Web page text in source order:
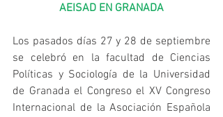
AEISAD EN GRANADA
Los pasados días 27 y 28 de septiembre
se celebró en la facultad de Ciencias
Políticas y Sociología de la Universidad
de Granada el Congreso el XV Congreso
Internacional de la Asociación Española